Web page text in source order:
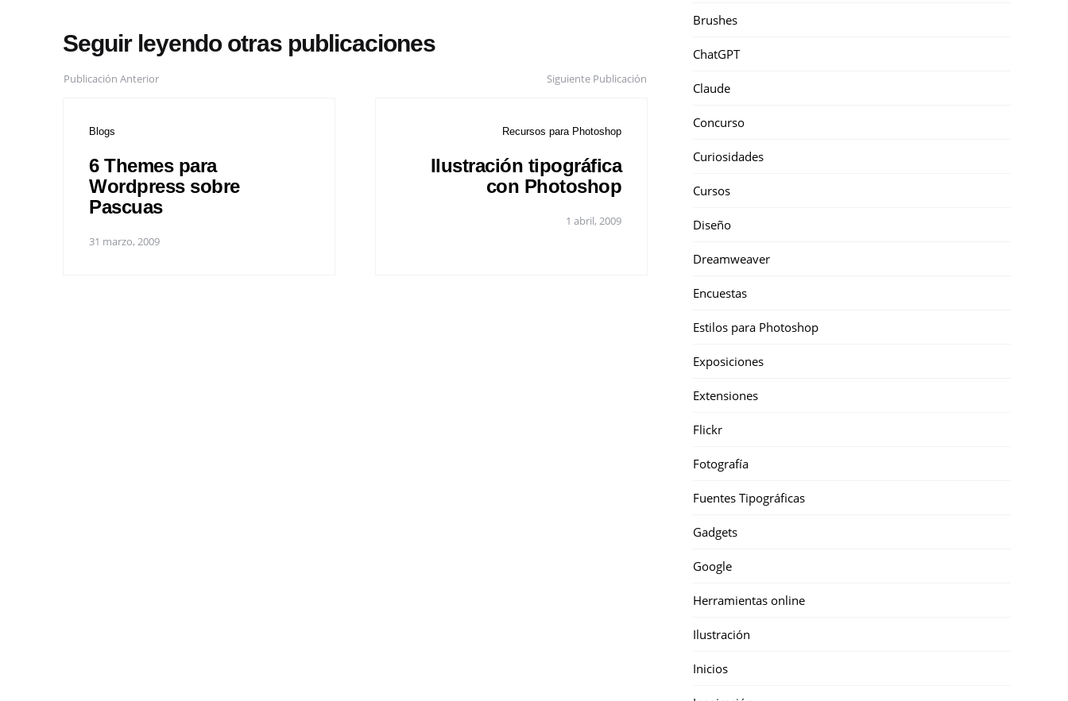
Seguir leyendo otras publicaciones
Publicación Anterior
Blogs
6 Themes para
Wordpress sobre
Pascuas
31 marzo, 2009
Siguiente Publicación
Recursos para Photoshop
Ilustración tipográfica
con Photoshop
1 abril, 2009
Brushes
ChatGPT
Claude
Concurso
Curiosidades
Cursos
Diseño
Dreamweaver
Encuestas
Estilos para Photoshop
Exposiciones
Extensiones
Flickr
Fotografía
Fuentes Tipográficas
Gadgets
Google
Herramientas online
Ilustración
Inicios